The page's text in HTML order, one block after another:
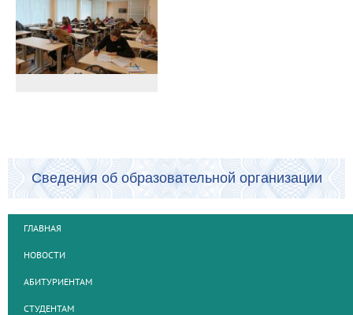
Сведения об образовательной организации
ГЛАВНАЯ
НОВОСТИ
АБИТУРИЕНТАМ
СТУДЕНТАМ